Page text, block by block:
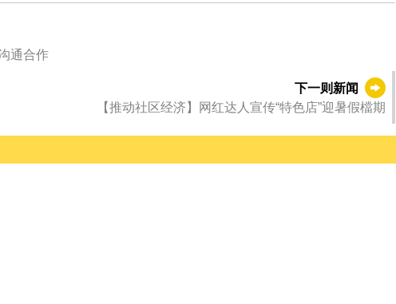
通合作
下一则新闻
【推动社区经济】网红达人宣传“特色店”迎暑假檔期